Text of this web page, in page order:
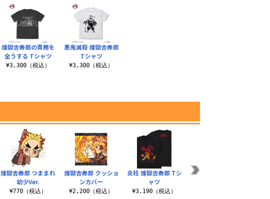
煉獄杏寿郎の責務を
全うする Tシャツ
¥3,300（税込）
悪鬼滅殺 煉獄杏寿郎
Tシャツ
¥3,300（税込）
煉獄杏寿郎 つままれ
幼少Ver.
¥770（税込）
煉獄杏寿郎 クッショ
ンカバー
¥2,200（税込）
炎柱 煉獄杏寿郎 Tシ
ャツ
¥3,190（税込）
炎の呼吸 煉獄杏寿郎